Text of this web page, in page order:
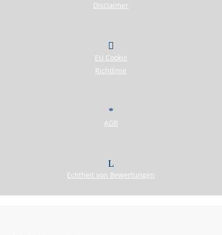
Disclaimer
EU Cookie
Richtlinie
AGB
Echtheit von Bewertungen